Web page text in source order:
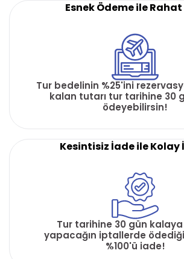
Esnek Ödeme ile
Tur bedelinin %25'ini
kalan tutarı tur tarihine 30
ödeyebilirsin!
Kesintisiz İade ile
Tur tarihine 30 gün
yapacağın iptallerde
%100'ü iade!